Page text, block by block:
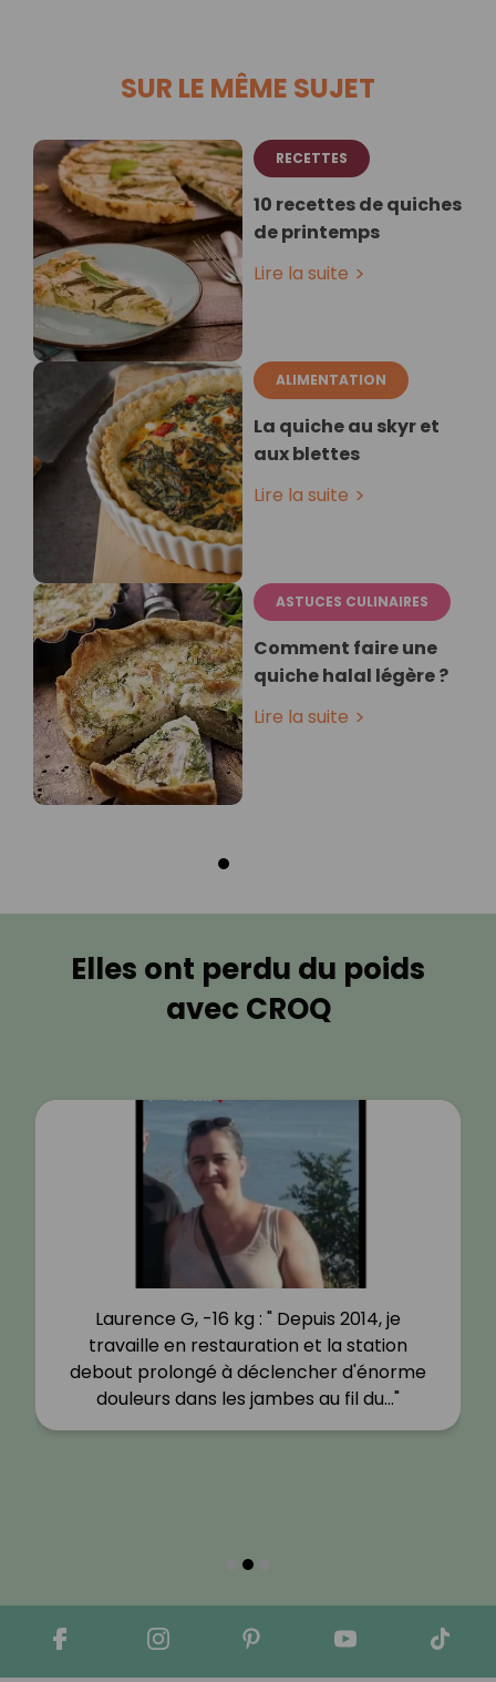
SUR LE MÊME SUJET
RECETTES
10 recettes de quiches
de printemps
Lire la suite
ALIMENTATION
La quiche au skyr et
aux blettes
Lire la suite
ASTUCES CULINAIRES
Comment faire une
quiche halal légère ?
Lire la suite
Elles ont perdu du poids
avec CROQ
Laurence G, -16 kg : " Depuis 2014, je
travaille en restauration et la station
debout prolongé à déclencher d'énorme
douleurs dans les jambes au fil du…"